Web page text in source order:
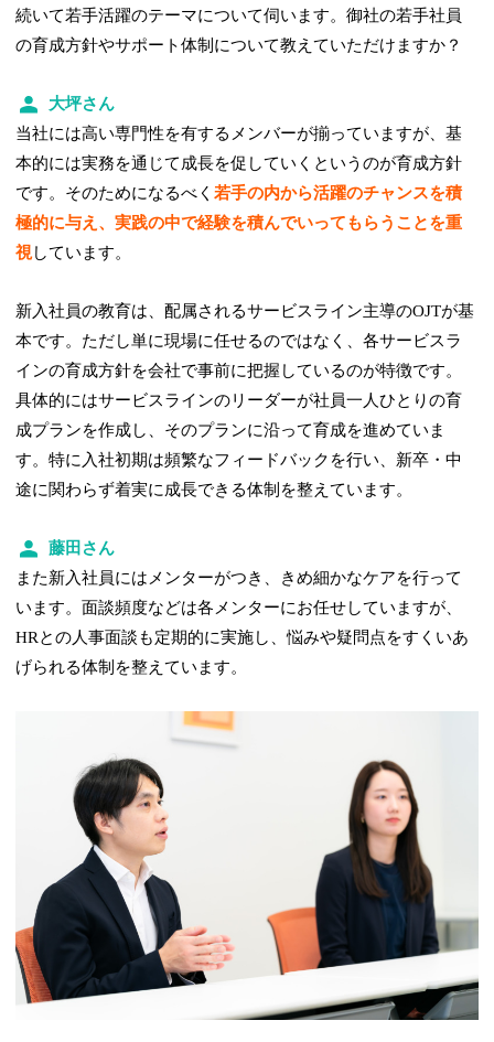
続いて若手活躍のテーマについて伺います。御社の若手社員
の育成方針やサポート体制について教えていただけますか？
大坪さん
当社には高い専門性を有するメンバーが揃っていますが、基
本的には実務を通じて成長を促していくというのが育成方針
です。そのためになるべく若手の内から活躍のチャンスを積
極的に与え、実践の中で経験を積んでいってもらうことを重
視しています。
新入社員の教育は、配属されるサービスライン主導のOJTが基
本です。ただし単に現場に任せるのではなく、各サービスラ
インの育成方針を会社で事前に把握しているのが特徴です。
具体的にはサービスラインのリーダーが社員一人ひとりの育
成プランを作成し、そのプランに沿って育成を進めていま
す。特に入社初期は頻繁なフィードバックを行い、新卒・中
途に関わらず着実に成長できる体制を整えています。
藤田さん
また新入社員にはメンターがつき、きめ細かなケアを行って
います。面談頻度などは各メンターにお任せしていますが、
HRとの人事面談も定期的に実施し、悩みや疑問点をすくいあ
げられる体制を整えています。